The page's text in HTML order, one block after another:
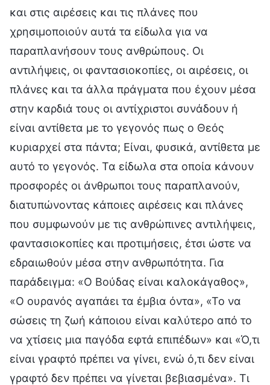
και στις αιρέσεις και τις πλάνες που
χρησιμοποιούν αυτά τα είδωλα για να
παραπλανήσουν τους ανθρώπους. Οι
αντιλήψεις, οι φαντασιοκοπίες, οι αιρέσεις, οι
πλάνες και τα άλλα πράγματα που έχουν μέσα
στην καρδιά τους οι αντίχριστοι συνάδουν ή
είναι αντίθετα με το γεγονός πως ο Θεός
κυριαρχεί στα πάντα; Είναι, φυσικά, αντίθετα με
αυτό το γεγονός. Τα είδωλα στα οποία κάνουν
προσφορές οι άνθρωποι τους παραπλανούν,
διατυπώνοντας κάποιες αιρέσεις και πλάνες
που συμφωνούν με τις ανθρώπινες αντιλήψεις,
φαντασιοκοπίες και προτιμήσεις, έτσι ώστε να
εδραιωθούν μέσα στην ανθρωπότητα. Για
παράδειγμα: «Ο Βούδας είναι καλοκάγαθος»,
«Ο ουρανός αγαπάει τα έμβια όντα», «Το να
σώσεις τη ζωή κάποιου είναι καλύτερο από το
να χτίσεις μια παγόδα εφτά επιπέδων» και «Ό,τι
είναι γραφτό πρέπει να γίνει, ενώ ό,τι δεν είναι
γραφτό δεν πρέπει να γίνεται βεβιασμένα». Τι